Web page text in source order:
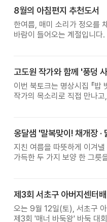
8월의 아침편지 추천도서
한여름, 매미 소리가 정오를
바람이 들어오는 계절입니다.
고도원 작가와 함께 '풍덩
이번 북토크는 명상시집 『밥
작가의 목소리로 직접 만나
옹달샘 '말복맞이! 채개장 ·
지친 여름을 따뜻하게 이겨낼
가득한 두 가지 보양 한 그릇
오는 9월 12일(토), 서초구
제3회 '매너 바둑왕' 바둑 대